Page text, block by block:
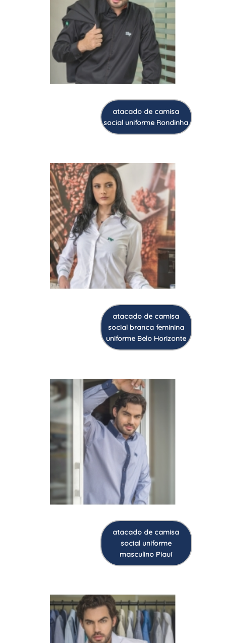
atacado de camisa
social uniforme Rondinha
atacado de camisa
social branca feminina
uniforme Belo Horizonte
atacado de camisa
social uniforme
masculino Piauí